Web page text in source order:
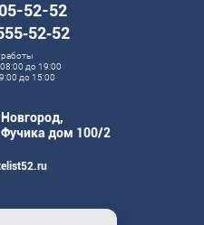
52-52
работы
до 19:00
до 15:00
дом 100/2